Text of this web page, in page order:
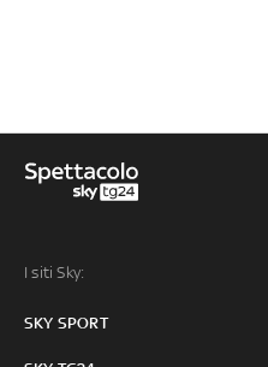
I siti Sky:
SKY SPORT